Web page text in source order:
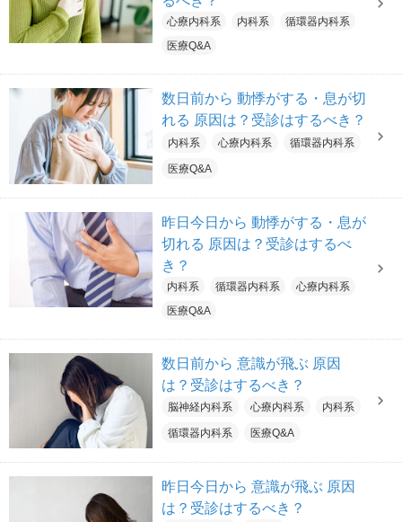
心療内科系 内科系
循環器内科系
医療Q&A
数日前から 動悸がする・息が切
れる 原因は？受診はするべき？
内科系 心療内科系 循環器内科系
医療Q&A
昨日今日から 動悸がする・息が
切れる 原因は？受診はするべ
き？
内科系 循環器内科系
心療内科系
医療Q&A
数日前から 意識が飛ぶ 原因
は？受診はするべき？
脳神経内科系 心療内科系 内科系
循環器内科系 医療Q&A
昨日今日から 意識が飛ぶ 原因
は？受診はするべき？